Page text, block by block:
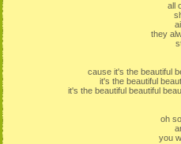
all
they
cause it's the beautiful
it's the beautiful
it's the beautiful beautiful
oh
you